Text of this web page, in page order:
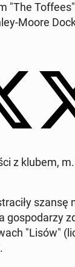
"The
Moore
z klubem,
szansę
go­spo­da­rzy
"Lisów"